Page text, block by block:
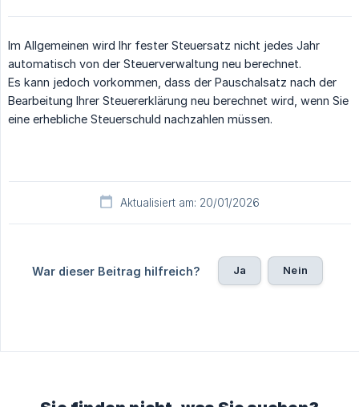
Im Allgemeinen wird Ihr fester Steuersatz nicht jedes Jahr
automatisch von der Steuerverwaltung neu berechnet.
Es kann jedoch vorkommen, dass der Pauschalsatz nach der
Bearbeitung Ihrer Steuererklärung neu berechnet wird, wenn Sie
eine erhebliche Steuerschuld nachzahlen müssen.
Aktualisiert am: 20/01/2026
War dieser Beitrag hilfreich? Ja Nein